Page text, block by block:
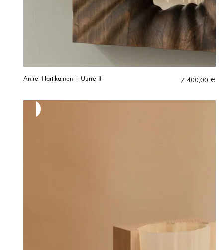
Antrei Hartikainen | Uurre II 7 400,00 €